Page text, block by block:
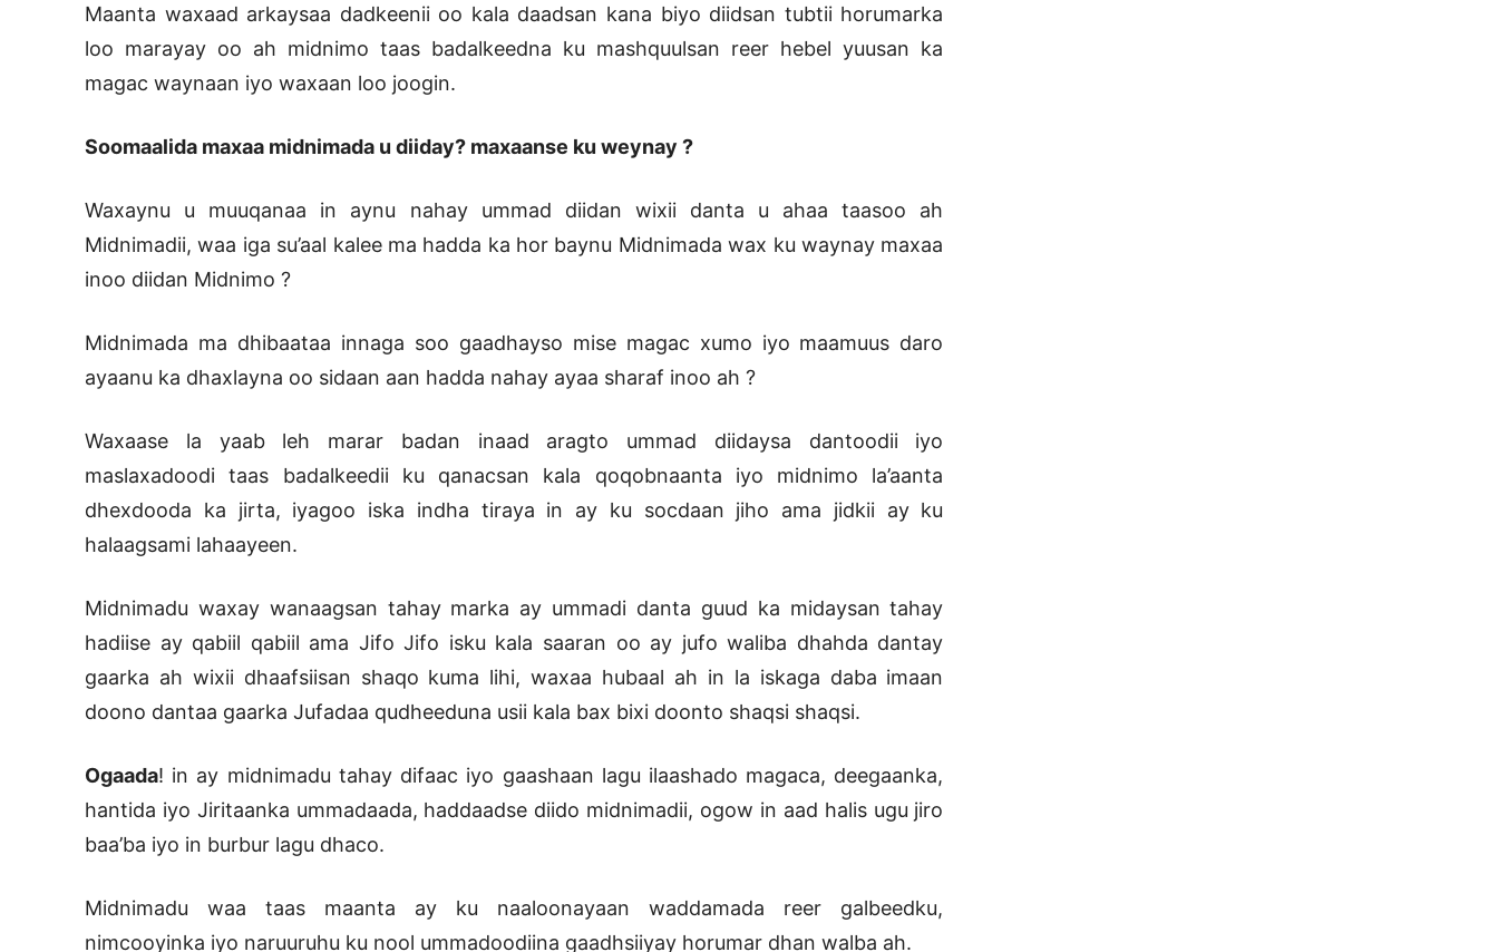
Maanta waxaad arkaysaa dadkeenii oo kala daadsan kana biyo diidsan tubtii horumarka
loo marayay oo ah midnimo taas badalkeedna ku mashquulsan reer hebel yuusan ka
magac waynaan iyo waxaan loo joogin.
Soomaalida maxaa midnimada u diiday? maxaanse ku weynay ?
Waxaynu u muuqanaa in aynu nahay ummad diidan wixii danta u ahaa taasoo ah
Midnimadii, waa iga su’aal kalee ma hadda ka hor baynu Midnimada wax ku waynay maxaa
inoo diidan Midnimo ?
Midnimada ma dhibaataa innaga soo gaadhayso mise magac xumo iyo maamuus daro
ayaanu ka dhaxlayna oo sidaan aan hadda nahay ayaa sharaf inoo ah ?
Waxaase la yaab leh marar badan inaad aragto ummad diidaysa dantoodii iyo
maslaxadoodi taas badalkeedii ku qanacsan kala qoqobnaanta iyo midnimo la’aanta
dhexdooda ka jirta, iyagoo iska indha tiraya in ay ku socdaan jiho ama jidkii ay ku
halaagsami lahaayeen.
Midnimadu waxay wanaagsan tahay marka ay ummadi danta guud ka midaysan tahay
hadiise ay qabiil qabiil ama Jifo Jifo isku kala saaran oo ay jufo waliba dhahda dantay
gaarka ah wixii dhaafsiisan shaqo kuma lihi, waxaa hubaal ah in la iskaga daba imaan
doono dantaa gaarka Jufadaa qudheeduna usii kala bax bixi doonto shaqsi shaqsi.
Ogaada! in ay midnimadu tahay difaac iyo gaashaan lagu ilaashado magaca, deegaanka,
hantida iyo Jiritaanka ummadaada, haddaadse diido midnimadii, ogow in aad halis ugu jiro
baa’ba iyo in burbur lagu dhaco.
Midnimadu waa taas maanta ay ku naaloonayaan waddamada reer galbeedku,
nimcooyinka iyo naruuruhu ku nool ummadoodiina gaadhsiiyay horumar dhan walba ah.